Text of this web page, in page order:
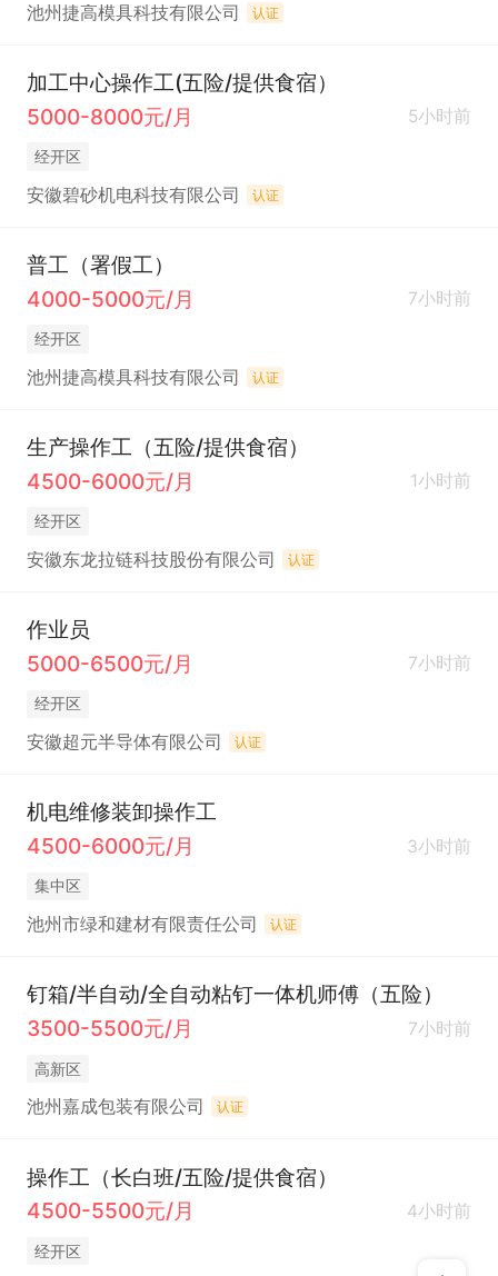
池州捷高模具科技有限公司 认证
加工中心操作工(五险/提供食宿）
5000-8000元/月
5小时前
经开区
安徽碧砂机电科技有限公司 认证
普工（署假工）
4000-5000元/月
7小时前
经开区
池州捷高模具科技有限公司 认证
生产操作工（五险/提供食宿）
4500-6000元/月
1小时前
经开区
安徽东龙拉链科技股份有限公司 认证
作业员
5000-6500元/月
7小时前
经开区
安徽超元半导体有限公司 认证
机电维修装卸操作工
4500-6000元/月
3小时前
集中区
池州市绿和建材有限责任公司 认证
钉箱/半自动/全自动粘钉一体机师傅（五险）
3500-5500元/月
7小时前
高新区
池州嘉成包装有限公司 认证
操作工（长白班/五险/提供食宿）
4500-5500元/月
4小时前
经开区